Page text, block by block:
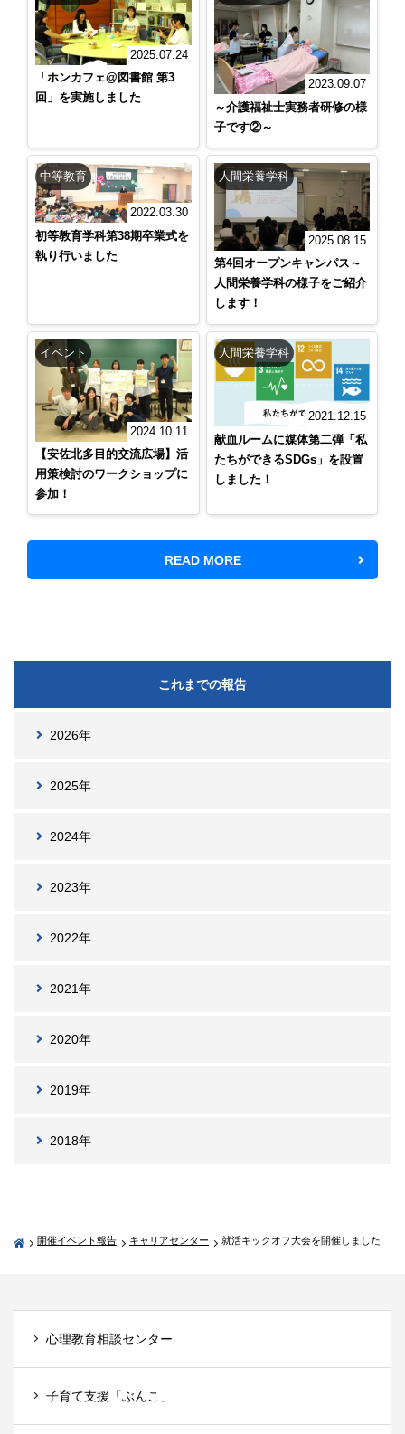
2025.07.24
「ホンカフェ@図書館 第3
回」を実施しました
2023.09.07
～介護福祉士実務者研修の様
子です②～
中等教育
2022.03.30
初等教育学科第38期卒業式を
執り行いました
人間栄養学科
2025.08.15
第4回オープンキャンパス～
人間栄養学科の様子をご紹介
します！
イベント
2024.10.11
【安佐北多目的交流広場】活
用策検討のワークショップに
参加！
人間栄養学科
2021.12.15
献血ルームに媒体第二弾「私
たちができるSDGs」を設置
しました！
READ MORE
これまでの報告
2026年
2025年
2024年
2023年
2022年
2021年
2020年
2019年
2018年
開催イベント報告 キャリアセンター 就活キックオフ大会を開催しました
心理教育相談センター
子育て支援「ぶんこ」